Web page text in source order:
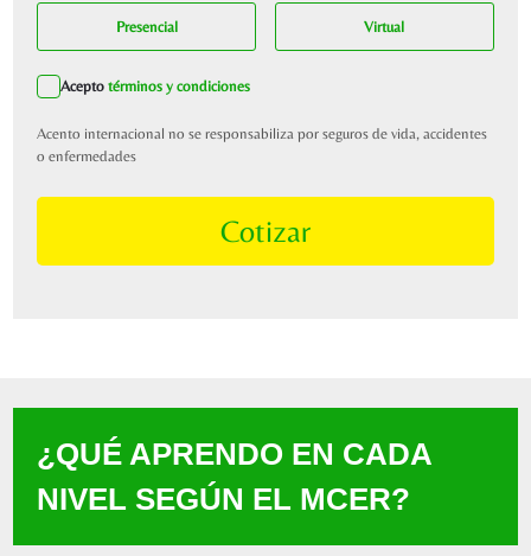
Presencial Virtual
Aceptotérminos y condiciones
Acento internacional no se responsabiliza por seguros de vida, accidentes
o enfermedades
Cotizar
¿QUÉ APRENDO EN CADA
NIVEL SEGÚN EL MCER?